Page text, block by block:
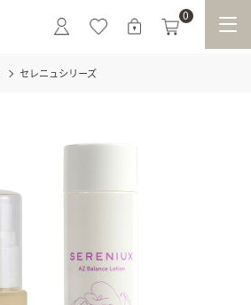
0
セレニュシリーズ